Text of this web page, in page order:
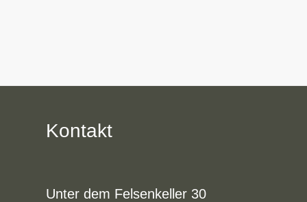
Kontakt
Unter dem Felsenkeller 30